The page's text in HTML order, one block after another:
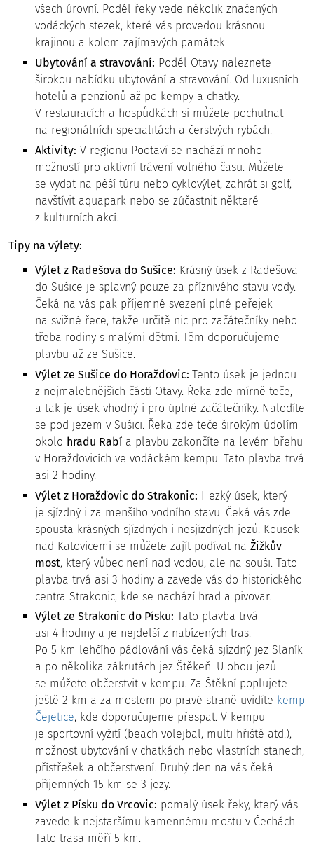
všech úrovní. Podél řeky vede několik značených
vodáckých stezek, které vás provedou krásnou
krajinou a kolem zajímavých památek.
Ubytování a stravování: Podél Otavy naleznete
širokou nabídku ubytování a stravování. Od luxusních
hotelů a penzionů až po kempy a chatky.
V restauracích a hospůdkách si můžete pochutnat
na regionálních specialitách a čerstvých rybách.
Aktivity: V regionu Pootaví se nachází mnoho
možností pro aktivní trávení volného času. Můžete
se vydat na pěší túru nebo cyklovýlet, zahrát si golf,
navštívit aquapark nebo se zúčastnit některé
z kulturních akcí.
Tipy na výlety:
Výlet z Radešova do Sušice: Krásný úsek z Radešova
do Sušice je splavný pouze za příznivého stavu vody.
Čeká na vás pak příjemné svezení plné peřejek
na svižné řece, takže určitě nic pro začátečníky nebo
třeba rodiny s malými dětmi. Těm doporučujeme
plavbu až ze Sušice.
Výlet ze Sušice do Horažďovic:Tento úsek je jednou
z nejmalebnějších částí Otavy. Řeka zde mírně teče,
a tak je úsek vhodný i pro úplné začátečníky. Nalodíte
se pod jezem v Sušici. Řeka zde teče širokým údolím
okolo hradu Rabí a plavbu zakončíte na levém břehu
v Horažďovicích ve vodáckém kempu. Tato plavba trvá
asi 2 hodiny.
Výlet z Horažďovic do Strakonic: Hezký úsek, který
je sjízdný i za menšího vodního stavu. Čeká vás zde
spousta krásných sjízdných i nesjízdných jezů. Kousek
nad Katovicemi se můžete zajít podívat naŽižkův
most, který vůbec není nad vodou, ale na souši. Tato
plavba trvá asi 3 hodiny a zavede vás do historického
centra Strakonic, kde se nachází hrad a pivovar.
Výlet ze Strakonic do Písku: Tato plavba trvá
asi 4 hodiny a je nejdelší z nabízených tras.
Po 5 km lehčího pádlování vás čeká sjízdný jez Slaník
a po několika zákrutách jez Štěkeň. U obou jezů
se můžete občerstvit v kempu. Za Štěkní poplujete
ještě 2 km a za mostem po pravé straně uvidíte kemp
Čejetice, kde doporučujeme přespat. V kempu
je sportovní vyžití (beach volejbal, multi hřiště atd.),
možnost ubytování v chatkách nebo vlastních stanech,
přístřešek a občerstvení. Druhý den na vás čeká
příjemných 15 km se 3 jezy.
Výlet z Písku do Vrcovic: pomalý úsek řeky, který vás
zavede k nejstaršímu kamennému mostu v Čechách.
Tato trasa měří 5 km.